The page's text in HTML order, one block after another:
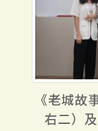
《老城故
右二）